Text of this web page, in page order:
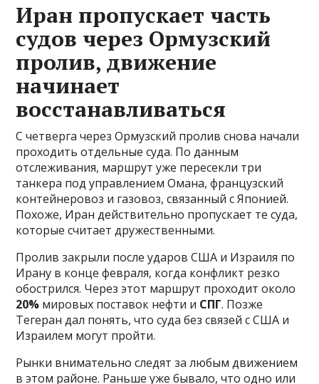
Иран пропускает часть
судов через Ормузский
пролив, движение
начинает
восстанавливаться
С четверга через Ормузский пролив снова начали
проходить отдельные суда. По данным
отслеживания, маршрут уже пересекли три
танкера под управлением Омана, французский
контейнеровоз и газовоз, связанный с Японией.
Похоже, Иран действительно пропускает те суда,
которые считает дружественными.
Пролив закрыли после ударов США и Израиля по
Ирану в конце февраля, когда конфликт резко
обострился. Через этот маршрут проходит около
20% мировых поставок нефти и СПГ. Позже
Тегеран дал понять, что суда без связей с США и
Израилем могут пройти.
Рынки внимательно следят за любым движением
в этом районе. Раньше уже бывало, что одно или